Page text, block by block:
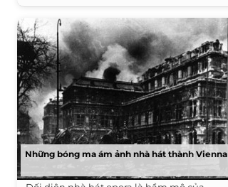
Những bóng ma ám ảnh nhà hát thành Vienna